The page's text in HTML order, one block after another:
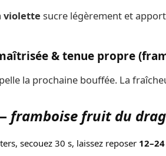
violette sucre légèrement et
& tenue propre
la prochaine bouffée. La
framboise fruit du
secouez 30 s, laissez reposer